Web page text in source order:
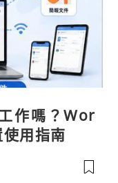
作嗎？Wor
用指南